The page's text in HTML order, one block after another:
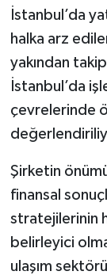
İstanbul’da
halka arz
yakından
İstanbul’da
çevrelerinde
Şirketin
finansal
stratejilerinin
belirleyici
ulaşım